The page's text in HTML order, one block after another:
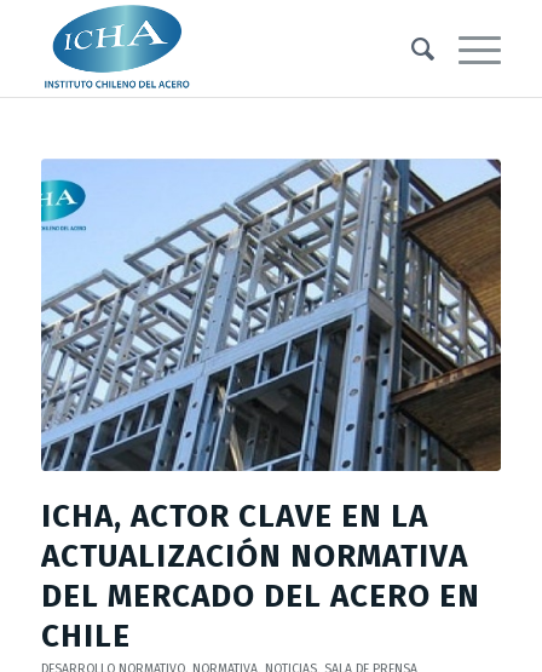
ICHA, ACTOR CLAVE EN LA
ACTUALIZACIÓN NORMATIVA
DEL MERCADO DEL ACERO EN
CHILE
DESARROLLO NORMATIVO, NORMATIVA, NOTICIAS, SALA DE PRENSA